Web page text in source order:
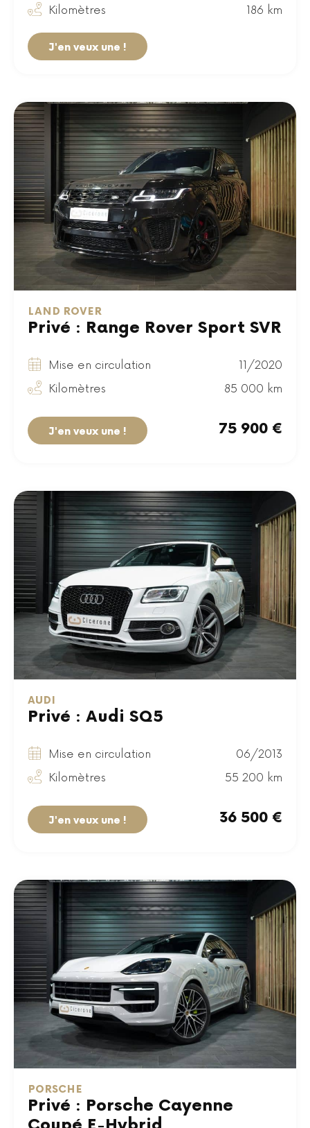
Kilomètres
186 km
J'en veux une !
LAND ROVER
Privé : Range Rover Sport SVR
Mise en circulation
11/2020
Kilomètres
85 000 km
J'en veux une ! 75 900 €
AUDI
Privé : Audi SQ5
Mise en circulation
06/2013
Kilomètres
55 200 km
J'en veux une ! 36 500 €
PORSCHE
Privé : Porsche Cayenne